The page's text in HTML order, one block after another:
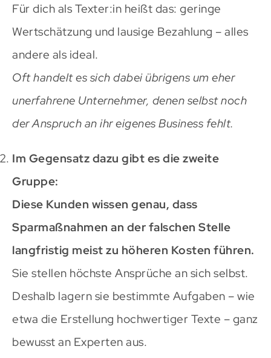
Für dich als Texter:in heißt das: geringe
Wertschätzung und lausige Bezahlung – alles
andere als ideal.
Oft handelt es sich dabei übrigens um eher
unerfahrene Unternehmer, denen selbst noch
der Anspruch an ihr eigenes Business fehlt.
Im Gegensatz dazu gibt es die zweite
Gruppe:
Diese Kunden wissen genau, dass
Sparmaßnahmen an der falschen Stelle
langfristig meist zu höheren Kosten führen.
Sie stellen höchste Ansprüche an sich selbst.
Deshalb lagern sie bestimmte Aufgaben – wie
etwa die Erstellung hochwertiger Texte – ganz
bewusst an Experten aus.